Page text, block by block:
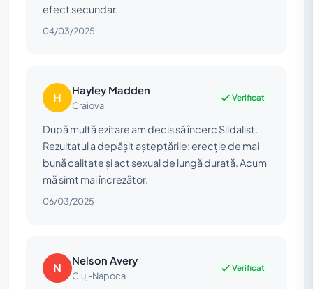
efect secundar.
04/03/2025
H Hayley Madden
Craiova
Verificat
După multă ezitare am decis să încerc Sildalist.
Rezultatul a depășit așteptările: erecție de mai
bună calitate și act sexual de lungă durată. Acum
mă simt mai încrezător.
06/03/2025
N Nelson Avery
Cluj-Napoca
Verificat